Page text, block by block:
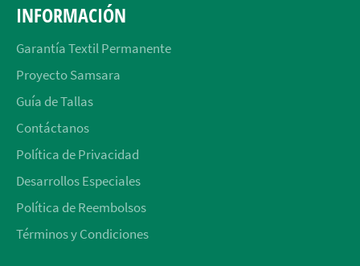
INFORMACIÓN
Garantía Textil Permanente
Proyecto Samsara
Guía de Tallas
Contáctanos
Política de Privacidad
Desarrollos Especiales
Política de Reembolsos
Términos y Condiciones